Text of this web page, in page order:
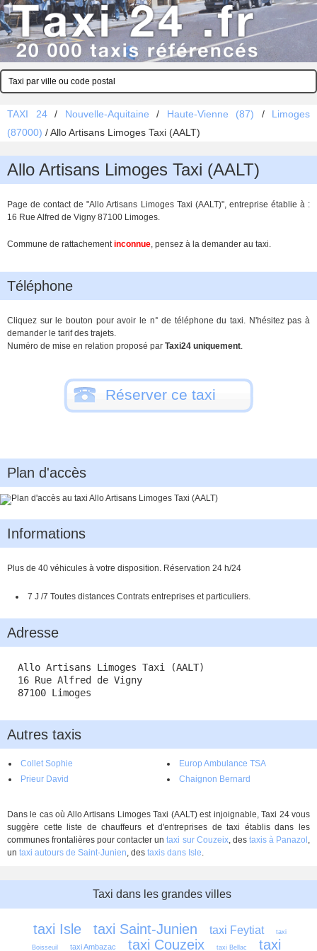
TAXI 24/ Nouvelle-Aquitaine / Haute-Vienne (87) / Limoges
(87000) /Allo Artisans Limoges Taxi (AALT)
Allo Artisans Limoges Taxi (AALT)
Page de contact de "Allo Artisans Limoges Taxi (AALT)", entreprise établie à :
16 Rue Alfred de Vigny 87100 Limoges.
Commune de rattachementinconnue, pensez à la demander au taxi.
Téléphone
Cliquez sur le bouton pour avoir le n° de téléphone du taxi. N'hésitez pas à
demander le tarif des trajets.
Numéro de mise en relation proposé par Taxi24 uniquement.
Réserver ce taxi
Plan d'accès
Informations
Plus de 40 véhicules à votre disposition. Réservation 24 h/24
7 J /7 Toutes distances Contrats entreprises et particuliers.
Adresse
Allo Artisans Limoges Taxi (AALT)
16 Rue Alfred de Vigny
87100 Limoges
Autres taxis
Collet Sophie
Europ Ambulance TSA
Prieur David
Chaignon Bernard
Dans le cas où Allo Artisans Limoges Taxi (AALT) est injoignable, Taxi 24 vous
suggère cette liste de chauffeurs et d'entreprises de taxi établis dans les
communes frontalières pour contacter untaxi sur Couzeix, des taxis à Panazol ,
un taxi autours de Saint-Junien, des taxis dans Isle.
Taxi dans les grandes villes
taxi Isle taxi Saint-Junien taxi Feytiat taxi
Boisseuil taxi Ambazac taxi Couzeix taxi Bellac taxi